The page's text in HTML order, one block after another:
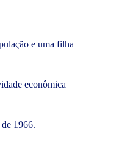
e uma filha
econômica
1966.